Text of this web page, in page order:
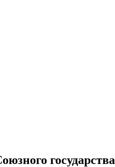
государства